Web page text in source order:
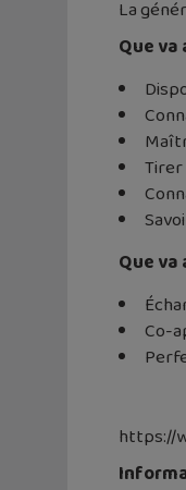
La
Que va
Que va
Co-
https://